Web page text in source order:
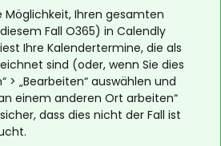
Möglichkeit, Ihren gesamten
Fall O365) in Calendly
Ihre Kalendertermine, die als
sind (oder, wenn Sie dies
> „Bearbeiten“ auswählen und
einem anderen Ort arbeiten“
dass dies nicht der Fall ist